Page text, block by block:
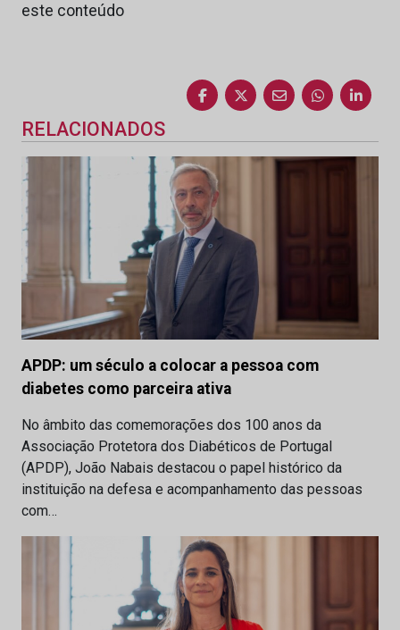
este conteúdo
RELACIONADOS
APDP: um século a colocar a pessoa com
diabetes como parceira ativa
No âmbito das comemorações dos 100 anos da
Associação Protetora dos Diabéticos de Portugal
(APDP), João Nabais destacou o papel histórico da
instituição na defesa e acompanhamento das pessoas
com…